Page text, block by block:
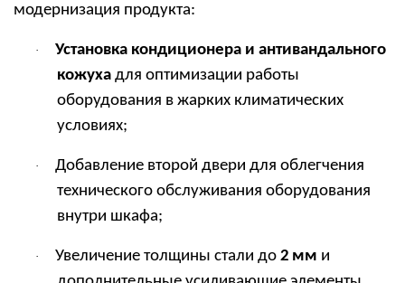
модернизация продукта:
·
Установка кондиционера и антивандального
кожуха для оптимизации работы
оборудования в жарких климатических
условиях;
·
Добавление второй двери для облегчения
технического обслуживания оборудования
внутри шкафа;
· Увеличение толщины стали до 2 мм и